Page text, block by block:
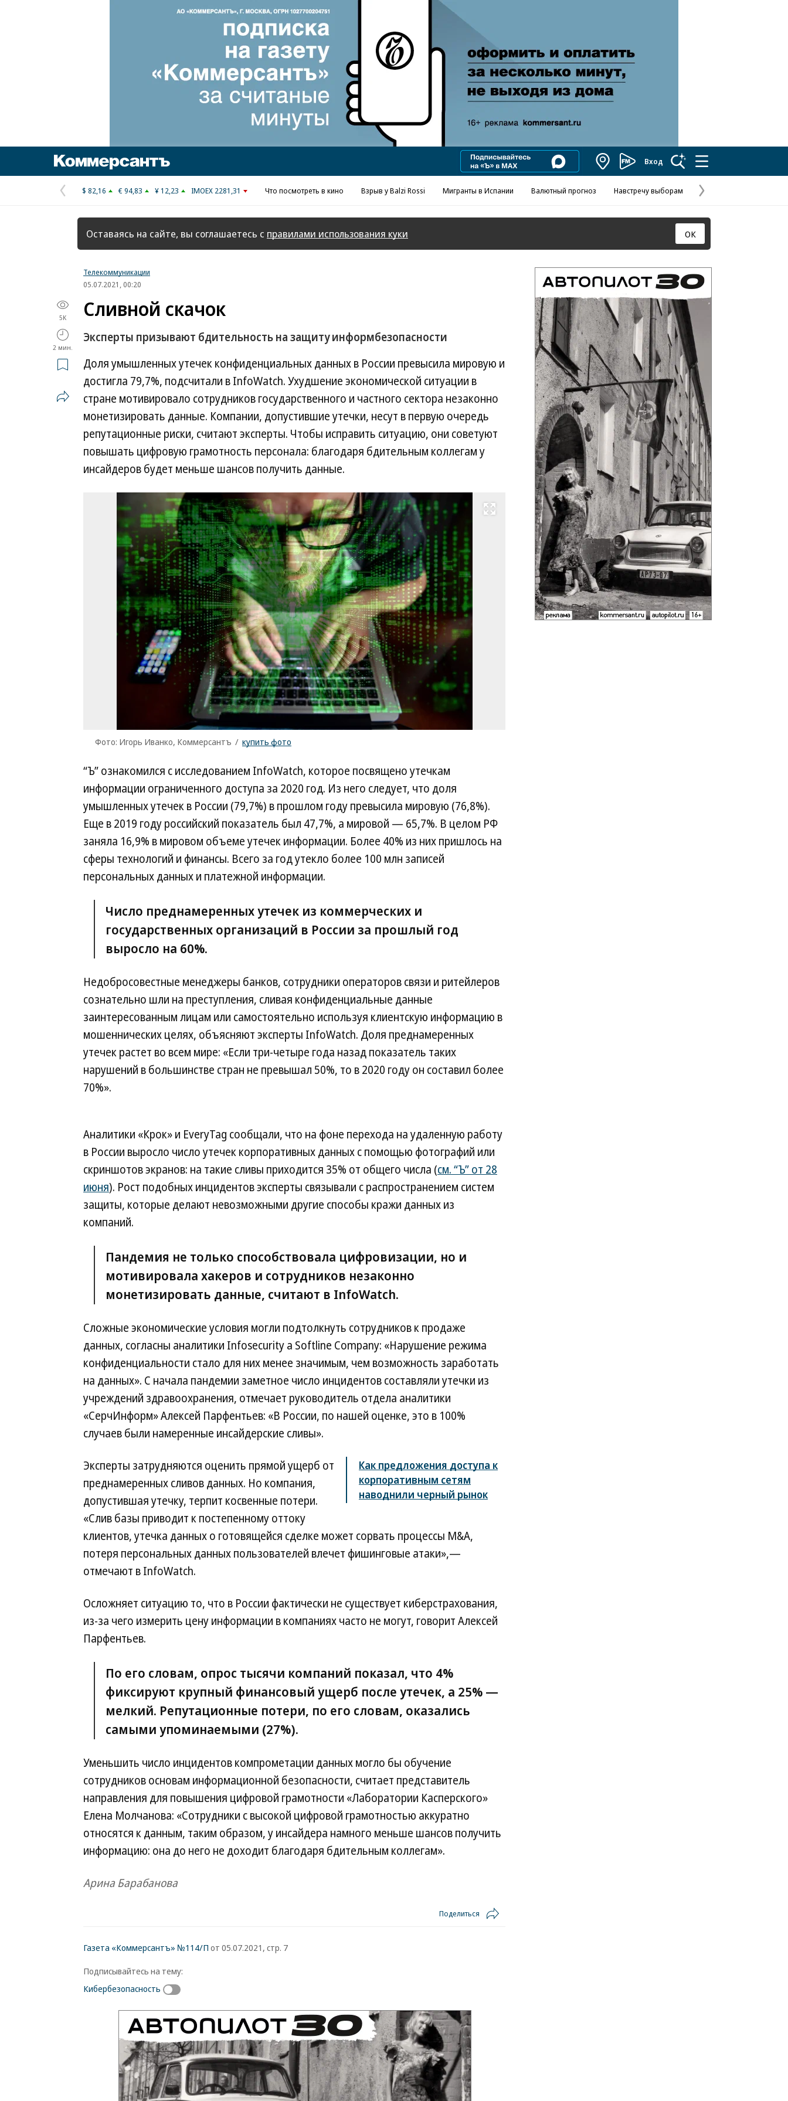
Реклама в «Ъ» www.kommersant.ru/ad
КоммерсантъВход
Предыдущая
страница
$ 82,16 € 94,83 ¥ 12,23 IMOEX 2281,31 Что посмотреть в кино Взрыв у Balzi Rossi Мигранты в Испании Валютный прогноз Навстречу выборам
Следующая
страница
Оставаясь на сайте, вы соглашаетесь с правилами использования куки ОК
Телекоммуникации
05.07.2021, 00:20
5K
2 мин.
Сливной скачок
Эксперты призывают бдительность на защиту информбезопасности
Доля умышленных утечек конфиденциальных данных в России превысила мировую и
достигла 79,7%, подсчитали в InfoWatch. Ухудшение экономической ситуации в
стране мотивировало сотрудников государственного и частного сектора незаконно
монетизировать данные. Компании, допустившие утечки, несут в первую очередь
репутационные риски, считают эксперты. Чтобы исправить ситуацию, они советуют
повышать цифровую грамотность персонала: благодаря бдительным коллегам у
инсайдеров будет меньше шансов получить данные.
Развернуть на весь экран
Фото: Игорь Иванко, Коммерсантъ / купить фото
Фото:
Игорь
Иванко,
Коммерсантъ
купить
фото
“Ъ” ознакомился с исследованием InfoWatch, которое посвящено утечкам
информации ограниченного доступа за 2020 год. Из него следует, что доля
умышленных утечек в России (79,7%) в прошлом году превысила мировую (76,8%).
Еще в 2019 году российский показатель был 47,7%, а мировой — 65,7%. В целом РФ
заняла 16,9% в мировом объеме утечек информации. Более 40% из них пришлось на
сферы технологий и финансы. Всего за год утекло более 100 млн записей
персональных данных и платежной информации.
Число преднамеренных утечек из коммерческих и
государственных организаций в России за прошлый год
выросло на 60%.
Недобросовестные менеджеры банков, сотрудники операторов связи и ритейлеров
сознательно шли на преступления, сливая конфиденциальные данные
заинтересованным лицам или самостоятельно используя клиентскую информацию в
мошеннических целях, объясняют эксперты InfoWatch. Доля преднамеренных
утечек растет во всем мире: «Если три-четыре года назад показатель таких
нарушений в большинстве стран не превышал 50%, то в 2020 году он составил более
70%».
Аналитики «Крок» и EveryTag сообщали, что на фоне перехода на удаленную работу
в России выросло число утечек корпоративных данных с помощью фотографий или
скриншотов экранов: на такие сливы приходится 35% от общего числа (см. “Ъ” от 28
июня). Рост подобных инцидентов эксперты связывали с распространением систем
защиты, которые делают невозможными другие способы кражи данных из
компаний.
Пандемия не только способствовала цифровизации, но и
мотивировала хакеров и сотрудников незаконно
монетизировать данные, считают в InfoWatch.
Сложные экономические условия могли подтолкнуть сотрудников к продаже
данных, согласны аналитики Infosecurity a Softline Company: «Нарушение режима
конфиденциальности стало для них менее значимым, чем возможность заработать
на данных». С начала пандемии заметное число инцидентов составляли утечки из
учреждений здравоохранения, отмечает руководитель отдела аналитики
«СерчИнформ» Алексей Парфентьев: «В России, по нашей оценке, это в 100%
случаев были намеренные инсайдерские сливы».
Как предложения доступа к
корпоративным сетям
наводнили черный рынок
Эксперты затрудняются оценить прямой ущерб от
преднамеренных сливов данных. Но компания,
допустившая утечку, терпит косвенные потери.
«Слив базы приводит к постепенному оттоку
клиентов, утечка данных о готовящейся сделке может сорвать процессы M&A,
потеря персональных данных пользователей влечет фишинговые атаки»,—
отмечают в InfoWatch.
Осложняет ситуацию то, что в России фактически не существует киберстрахования,
из-за чего измерить цену информации в компаниях часто не могут, говорит Алексей
Парфентьев.
По его словам, опрос тысячи компаний показал, что 4%
фиксируют крупный финансовый ущерб после утечек, а 25% —
мелкий. Репутационные потери, по его словам, оказались
самыми упоминаемыми (27%).
Уменьшить число инцидентов компрометации данных могло бы обучение
сотрудников основам информационной безопасности, считает представитель
направления для повышения цифровой грамотности «Лаборатории Касперского»
Елена Молчанова: «Сотрудники с высокой цифровой грамотностью аккуратно
относятся к данным, таким образом, у инсайдера намного меньше шансов получить
информацию: она до него не доходит благодаря бдительным коллегам».
Арина Барабанова
Поделиться
Газета «Коммерсантъ» №114/П от 05.07.2021, стр. 7
Подписывайтесь на тему:
Кибербезопасность